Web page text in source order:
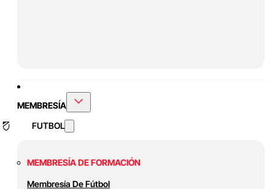
MEMBRESÍA
FUTBOL
MEMBRESÍA DE FORMACIÓN
Membresía De Fútbol